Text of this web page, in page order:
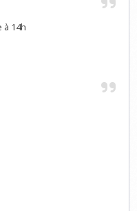
à 14h